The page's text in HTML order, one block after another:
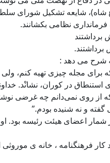
شاه)، شایعه تشکیل شورای
نظامی بکشانند.
برداشتند
شرح می دهد :
برای مجله چیزی تهیه کنم،
در کوران، نشانْد.
از روی نمی‌دانم چه غرضی
و نه شنیده بودم.”
تشکیل شده بود، مشارکت داشت و در
فرهنگنامه ، خانه ی